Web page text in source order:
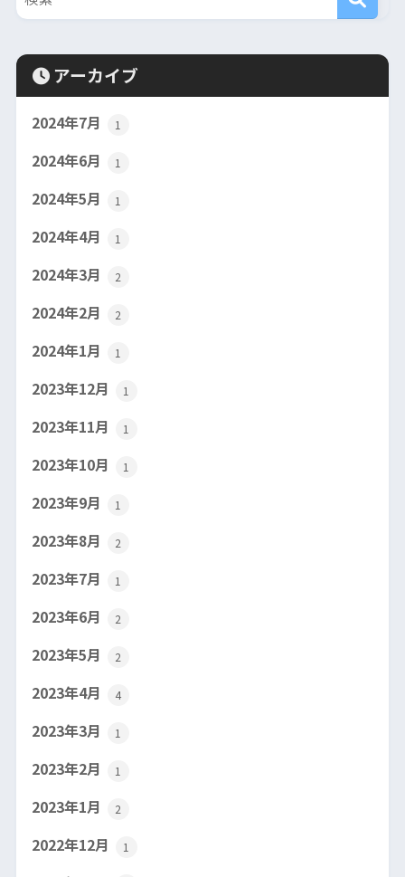
アーカイブ
2024年7月 1
2024年6月 1
2024年5月 1
2024年4月 1
2024年3月 2
2024年2月 2
2024年1月 1
2023年12月 1
2023年11月 1
2023年10月 1
2023年9月 1
2023年8月 2
2023年7月 1
2023年6月 2
2023年5月 2
2023年4月 4
2023年3月 1
2023年2月 1
2023年1月 2
2022年12月 1